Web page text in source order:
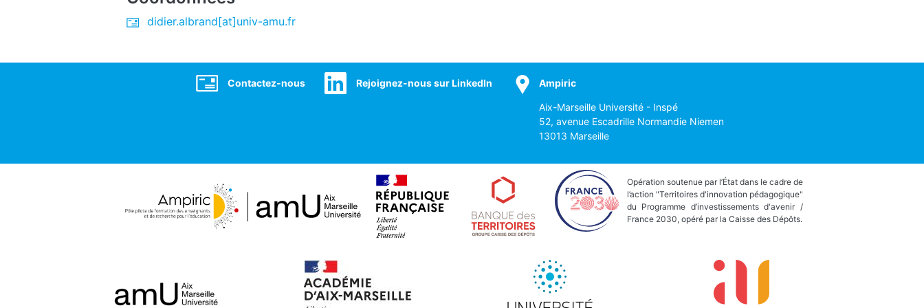
didier.albrand[at]univ-amu.fr
SocialContactez-nous Rejoignez-nous sur LinkedIn Ampiric
Aix-Marseille Université - Inspé
52, avenue Escadrille Normandie Niemen
13013 Marseille
Opération soutenue par l’État dans le cadre de
l’action "Territoires d'innovation pédagogique"
du Programme d’investissements d'avenir /
France 2030, opéré par la Caisse des Dépôts.